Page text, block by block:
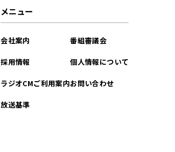
2024年02月
2023年09月
メニュー
会社案内
採用情報
ラジオCMご利用案内
放送基準
番組審議会
個人情報について
お問い合わせ